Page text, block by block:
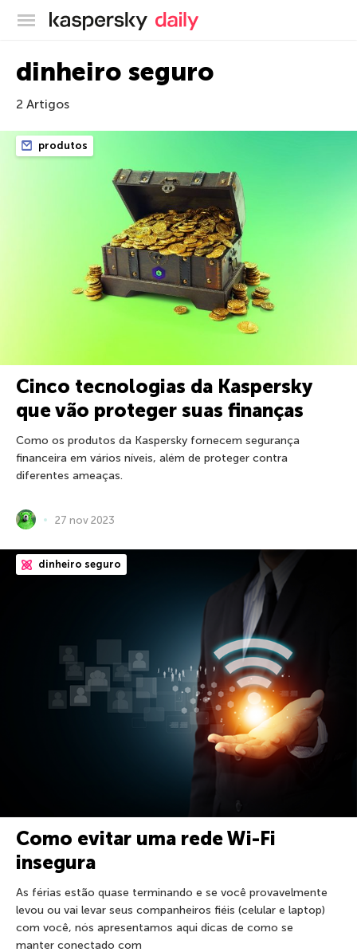
Blog oficial da Kaspersky
dinheiro seguro
2 Artigos
produtos
Cinco tecnologias da Kaspersky
que vão proteger suas finanças
Como os produtos da Kaspersky fornecem segurança
financeira em vários níveis, além de proteger contra
diferentes ameaças.
27 nov 2023
dinheiro seguro
Como evitar uma rede Wi-Fi
insegura
As férias estão quase terminando e se você provavelmente
levou ou vai levar seus companheiros fiéis (celular e laptop)
com você, nós apresentamos aqui dicas de como se
manter conectado com